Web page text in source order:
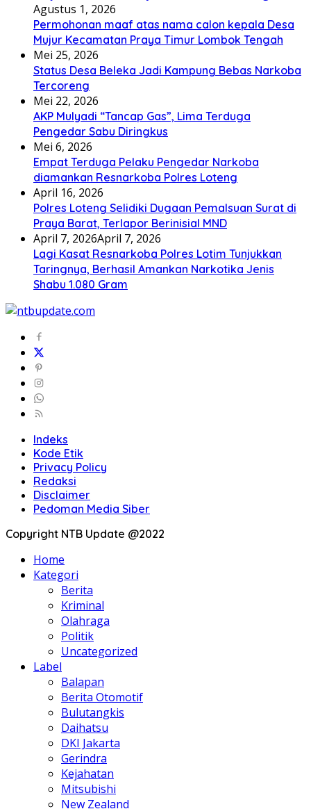
Agustus 1, 2026
Permohonan maaf atas nama calon kepala Desa
Mujur Kecamatan Praya Timur Lombok Tengah
Mei 25, 2026
Status Desa Beleka Jadi ‎Kampung Bebas Narkoba
Tercoreng
Mei 22, 2026
AKP Mulyadi “Tancap Gas”, Lima Terduga
Pengedar Sabu Diringkus
Mei 6, 2026
Empat Terduga Pelaku Pengedar Narkoba
diamankan Resnarkoba Polres Loteng
April 16, 2026
Polres Loteng Selidiki Dugaan Pemalsuan Surat di
Praya Barat, Terlapor Berinisial MND
April 7, 2026April 7, 2026
Lagi Kasat Resnarkoba Polres Lotim Tunjukkan
Taringnya, Berhasil Amankan Narkotika Jenis
Shabu 1.080 Gram
Indeks
Kode Etik
Privacy Policy
Redaksi
Disclaimer
Pedoman Media Siber
Copyright NTB Update @2022
Home
Kategori
Berita
Kriminal
Olahraga
Politik
Uncategorized
Label
Balapan
Berita Otomotif
Bulutangkis
Daihatsu
DKI Jakarta
Gerindra
Kejahatan
Mitsubishi
New Zealand